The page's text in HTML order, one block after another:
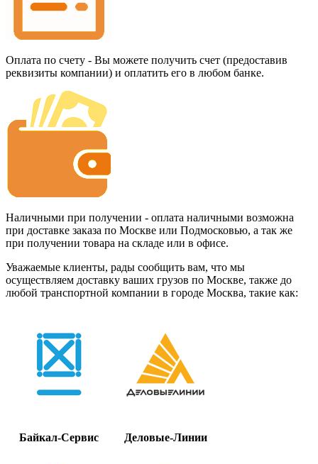
Оплата по счету - Вы можете получить счет (предоставив
реквизиты компании) и оплатить его в любом банке.
Наличными при получении - оплата наличными возможна
при доставке заказа по Москве или Подмосковью, а так же
при получении товара на складе или в офисе.
Уважаемые клиенты, рады сообщить вам, что мы
осуществляем доставку ваших грузов по Москве, также до
любой транспортной компании в городе Москва, такие как:
Байкал-Сервис Деловые-Линии